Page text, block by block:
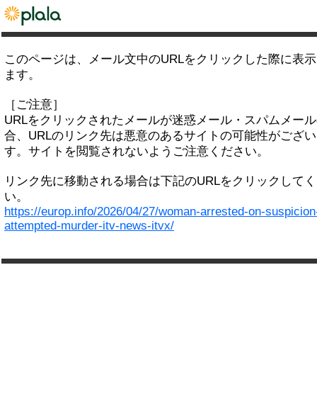
このページは、メール文中のURLをクリックした際に表
ます。
［ご注意］
URLをクリックされたメールが迷惑メール・スパムメー
合、URLのリンク先は悪意のあるサイトの可能性がござ
す。サイトを閲覧されないようご注意ください。
リンク先に移動される場合は下記のURLをクリックして
い。
https://europ.info/2026/04/27/woman-arrested-on-
attempted-murder-itv-news-itvx/